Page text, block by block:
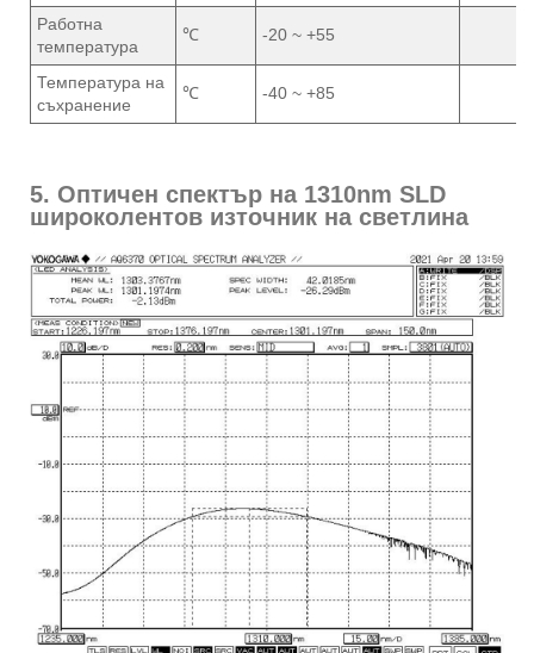
Работна
температура
℃ -20 ~ +55
Температура на
съхранение
℃ -40 ~ +85
5. Оптичен спектър на 1310nm SLD
широколентов източник на светлина